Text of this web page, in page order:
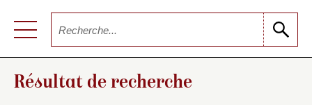
Résultat de recherche